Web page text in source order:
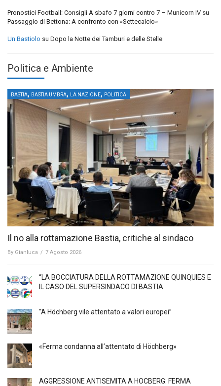
Pronostici Football: Consigli A sbafo 7 giorni contro 7 – Municorn IV su
Passaggio di Bettona: A confronto con «Settecalcio»
Un Bastiolo su Dopo la Notte dei Tamburi e delle Stelle
Politica e Ambiente
BASTIA, BASTIA UMBRA, LA NAZIONE, POLITICA
Il no alla rottamazione Bastia, critiche al sindaco
By Gianluca / 7 Agosto 2026
“LA BOCCIATURA DELLA ROTTAMAZIONE QUINQUIES E
IL CASO DEL SUPERSINDACO DI BASTIA
“A Höchberg vile attentato a valori europei”
«Ferma condanna all’attentato di Höchberg»
AGGRESSIONE ANTISEMITA A HÖCBERG: FERMA